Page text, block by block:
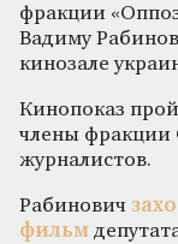
фракции
Вадиму
кинозале
Кинопоказ
члены фракции
журналистов.
Рабинович
фильм